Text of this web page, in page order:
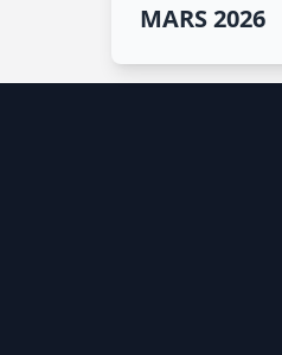
MARS 2026